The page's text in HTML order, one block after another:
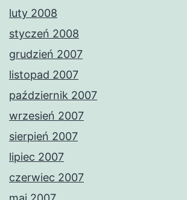
luty 2008
styczeń 2008
grudzień 2007
listopad 2007
październik 2007
wrzesień 2007
sierpień 2007
lipiec 2007
czerwiec 2007